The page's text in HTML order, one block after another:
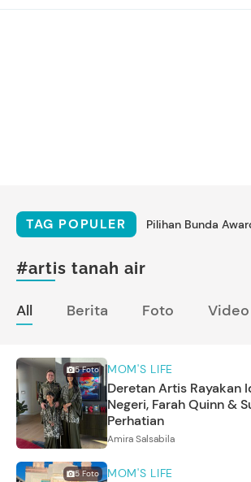
TAG POPULER Pilihan Bunda
#artis tanah air
All Berita Foto Video
5Foto MOM'S LIFE
Deretan Artis Rayakan
Negeri, Farah Quinn &
Perhatian
Amira Salsabila
5 Foto MOM'S LIFE